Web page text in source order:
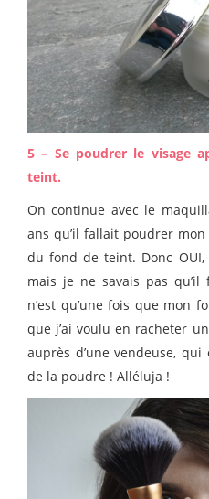
5 – Se poudrer le visage
teint.
On continue avec le
ans qu’il fallait poudrer
du fond de teint. Donc
mais je ne savais pas
n’est qu’une fois que mon
que j’ai voulu en racheter
auprès d’une vendeuse,
de la poudre ! Alléluja !